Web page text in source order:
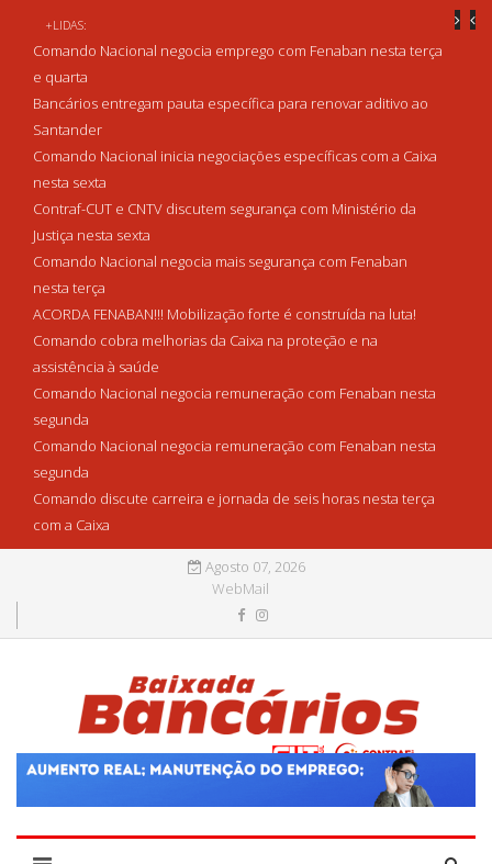
+LIDAS:
Comando Nacional negocia emprego com Fenaban nesta terça
e quarta
Bancários entregam pauta específica para renovar aditivo ao
Santander
Comando Nacional inicia negociações específicas com a Caixa
nesta sexta
Contraf-CUT e CNTV discutem segurança com Ministério da
Justiça nesta sexta
Comando Nacional negocia mais segurança com Fenaban
nesta terça
ACORDA FENABAN!!! Mobilização forte é construída na luta!
Comando cobra melhorias da Caixa na proteção e na
assistência à saúde
Comando Nacional negocia remuneração com Fenaban nesta
segunda
Comando Nacional negocia remuneração com Fenaban nesta
segunda
Comando discute carreira e jornada de seis horas nesta terça
com a Caixa
Agosto 07, 2026
WebMail